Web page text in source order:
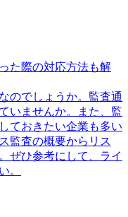
た際の対応方法も解
のでしょうか。監査通
いませんか。また、監
ておきたい企業も多い
監査の概要からリス
ぜひ参考にして、ライ
。